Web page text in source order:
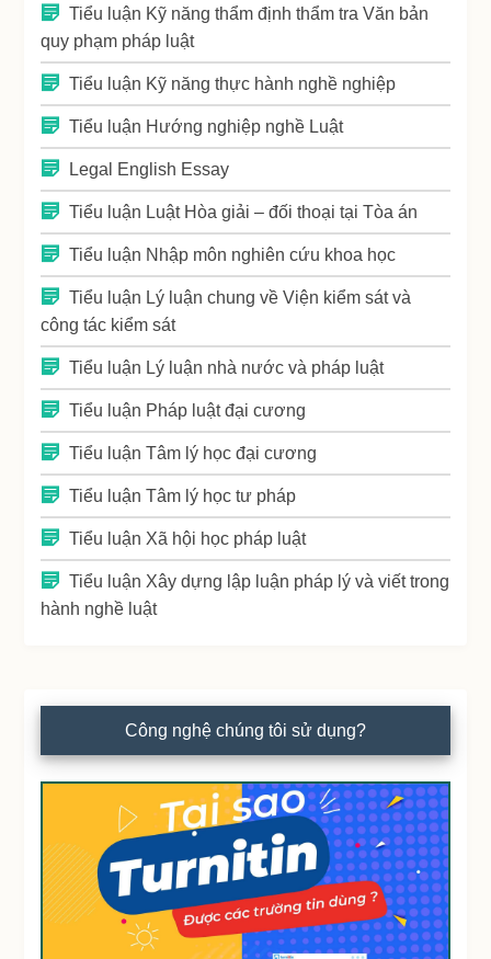
Tiểu luận Kỹ năng thẩm định thẩm tra Văn bản
quy phạm pháp luật
Tiểu luận Kỹ năng thực hành nghề nghiệp
Tiểu luận Hướng nghiệp nghề Luật
Legal English Essay
Tiểu luận Luật Hòa giải – đối thoại tại Tòa án
Tiểu luận Nhập môn nghiên cứu khoa học
Tiểu luận Lý luận chung về Viện kiểm sát và
công tác kiểm sát
Tiểu luận Lý luận nhà nước và pháp luật
Tiểu luận Pháp luật đại cương
Tiểu luận Tâm lý học đại cương
Tiểu luận Tâm lý học tư pháp
Tiểu luận Xã hội học pháp luật
Tiểu luận Xây dựng lập luận pháp lý và viết trong
hành nghề luật
Công nghệ chúng tôi sử dụng?